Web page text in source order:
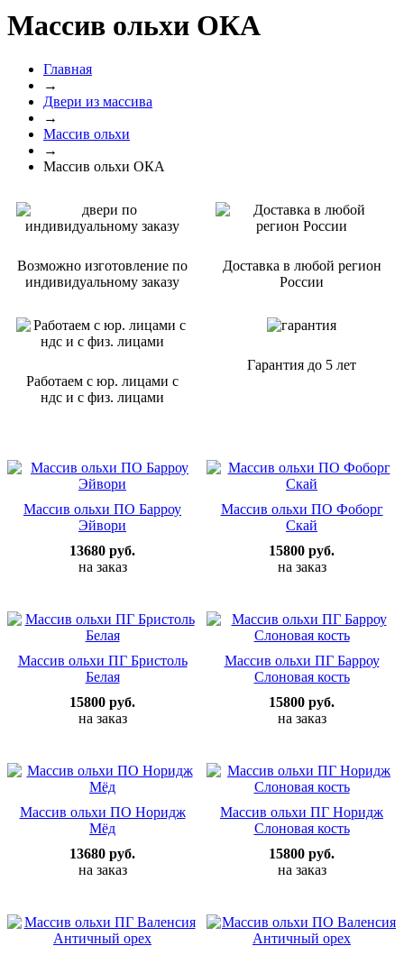
Массив ольхи ОКА
Главная
→
Двери из массива
→
Массив ольхи
→
Массив ольхи ОКА
Возможно изготовление по
индивидуальному заказу
Доставка в любой регион
России
Работаем с юр. лицами с
ндс и с физ. лицами
Гарантия до 5 лет
Массив ольхи ПО Барроу
Эйвори
13680 руб.
на заказ
Массив ольхи ПО Фоборг
Скай
15800 руб.
на заказ
Массив ольхи ПГ Бристоль
Белая
15800 руб.
на заказ
Массив ольхи ПГ Барроу
Слоновая кость
15800 руб.
на заказ
Массив ольхи ПО Норидж
Мёд
13680 руб.
на заказ
Массив ольхи ПГ Норидж
Слоновая кость
15800 руб.
на заказ